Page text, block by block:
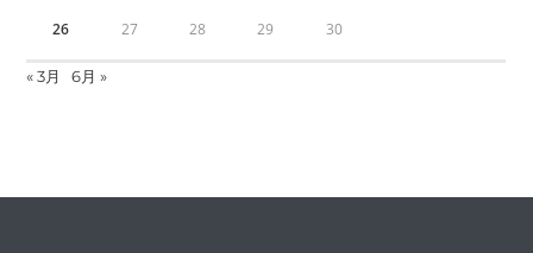
26 27 28 29 30
« 3月 6月 »